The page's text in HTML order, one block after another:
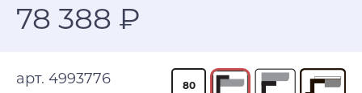
78 388 ₽
арт. 4993776 80